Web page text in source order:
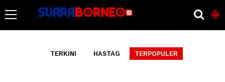
TERKINI HASTAG TERPOPULER